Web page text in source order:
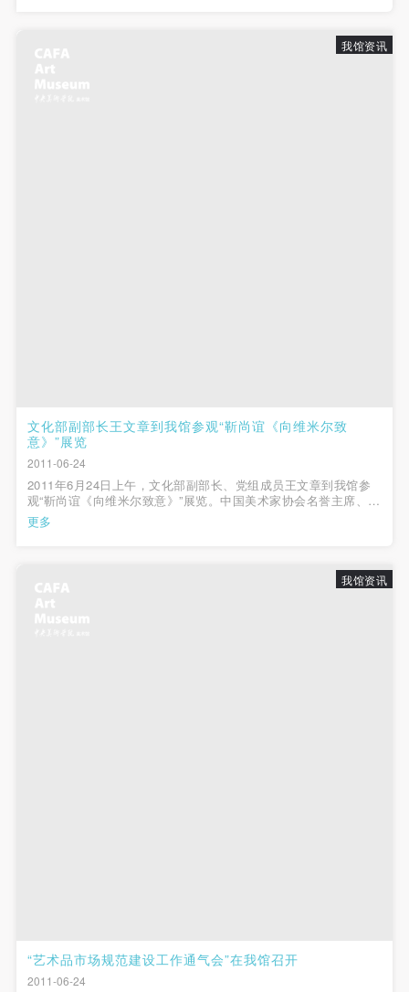
我馆资讯
文化部副部长王文章到我馆参观“靳尚谊《向维米尔致
意》”展览
2011-06-24
2011年6月24日上午，文化部副部长、党组成员王文章到我馆参
观“靳尚谊《向维米尔致意》”展览。中国美术家协会名誉主席、中
央美术学院前院长靳尚谊先生，中央美术学院党委书记杨力，中
央美术学院院长潘公凯，中央美术学院副院长徐冰，中央美术学
更多
我馆资讯
“艺术品市场规范建设工作通气会”在我馆召开
2011-06-24